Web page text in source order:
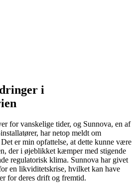
i
for vanskelige tider, og Sunnova, en af
har netop meldt om
er min opfattelse, at dette kunne være
der i øjeblikket kæmper med stigende
regulatorisk klima. Sunnova har givet
en likviditetskrise, hvilket kan have
for deres drift og fremtid.